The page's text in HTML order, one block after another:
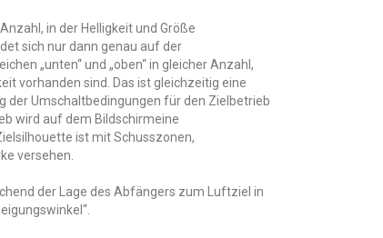
in der Helligkeit und Größe
sich nur dann genau auf der
„unten“ und „oben“ in gleicher Anzahl,
vorhanden sind. Das ist gleichzeitig eine
Umschaltbedingungen für den Zielbetrieb
wird auf dem Bildschirmeine
ist mit Schusszonen,
versehen.
der Lage des Abfängers zum Luftziel in